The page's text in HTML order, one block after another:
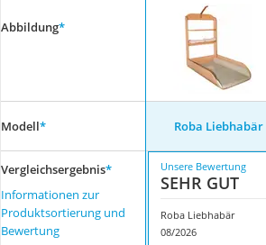
Abbildung*
Modell* Roba Liebhabär
Vergleichsergebnis*
Informationen zur
Produktsortierung und
Bewertung
Unsere Bewertung
SEHR GUT
Roba Liebhabär
08/2026